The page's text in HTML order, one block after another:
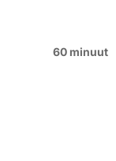
60 minuut